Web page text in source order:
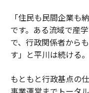
「住民も民間企業も
です。ある流域で産
で、行政関係者から
す」と平川は続ける。
もともと行政基点の